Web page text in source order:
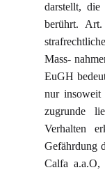
darstellt, die
berührt.
Mass-
EuGH
nur
zugrunde
Verhalten
Gefährdung
Calfa